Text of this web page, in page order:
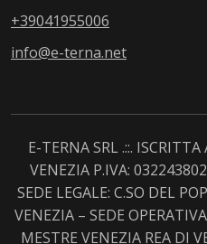
+39041955006
info@e-terna.net
E-TERNA SRL .::.
VENEZIA P.IVA:
SEDE LEGALE: C.SO DEL
VENEZIA – SEDE
MESTRE VENEZIA REA DI